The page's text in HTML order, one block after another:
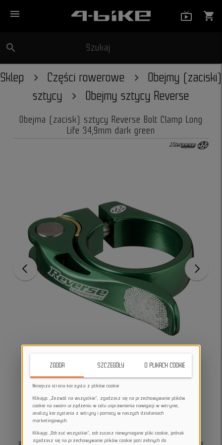
menu shopping_cart
search Szukaj
Sklep Części rowerowe
Obejmy (zaciski)
sztycy
Obejmy sztycy Reverse
Obejma (zacisk) sztycy Reverse Bolt Clamp Long
Life 34,9mm dark green
Obejma sztycy Reverse Bolt Clamp Long Life 34.9mm Green to wysokiej jakości
ZGODA SZCZEGÓŁY O PLIKACH COOKIE
Niniejsza strona korzysta z plików cookie
Klikając „Zezwól na wszystkie”, zgadzasz się na przechowywanie plików
cookie na swoim urządzeniu w celu usprawnienia nawigacji w witrynie,
analizy korzystania z witryny i pomocy w naszych działaniach
marketingowych.
Klikając „Odrzuć wszystkie”, odrzucasz niewymagane pliki cookie, jednak
zgadzasz się na przechowywanie plików cookie potrzebnych do